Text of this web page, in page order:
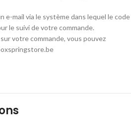
e-mail via le système dans lequel le code
le suivi de votre commande.
votre commande, vous pouvez